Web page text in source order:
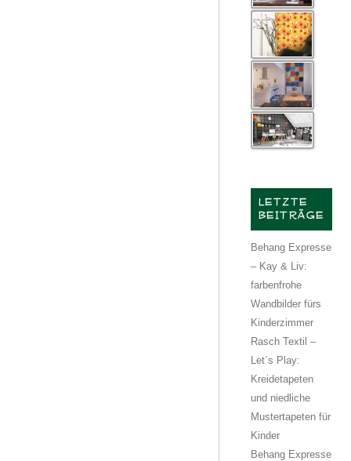
LETZTE
BEITRÄGE
Behang Expresse
– Kay & Liv:
farbenfrohe
Wandbilder fürs
Kinderzimmer
Rasch Textil –
Let´s Play:
Kreidetapeten
und niedliche
Mustertapeten für
Kinder
Behang Expresse